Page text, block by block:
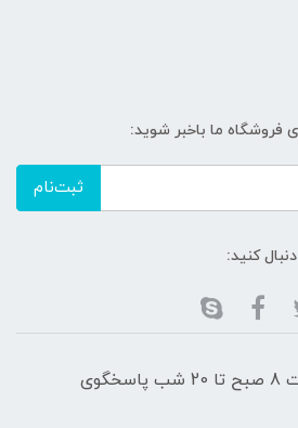
فروشگاه ما باخبر شوید:
ثبت‌نام
کنید:
هفت روز هفته، از ساعت 8 صبح تا 20 شب پاسخگوی